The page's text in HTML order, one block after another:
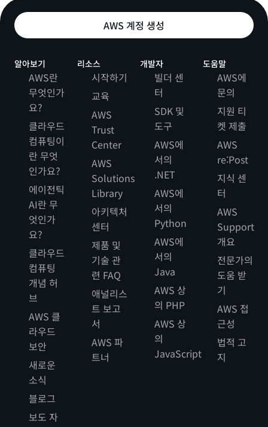
AWS 계정 생성
알아보기
AWS란
무엇인가
요?
클라우드
컴퓨팅이
란 무엇
인가요?
에이전틱
AI란 무
엇인가
요?
클라우드
컴퓨팅
개념 허
브
AWS 클
라우드
보안
새로운
소식
블로그
보도 자
리소스
시작하기
교육
AWS
Trust
Center
AWS
Solutions
Library
아키텍처
센터
제품 및
기술 관
련 FAQ
애널리스
트 보고
서
AWS 파
트너
개발자
빌더 센
터
SDK 및
도구
AWS에
서의
.NET
AWS에
서의
Python
AWS에
서의
Java
AWS 상
의 PHP
AWS 상
의
JavaScript
도움말
AWS에
문의
지원 티
켓 제출
AWS
re:Post
지식 센
터
AWS
Support
개요
전문가의
도움 받
기
AWS 접
근성
법적 고
지